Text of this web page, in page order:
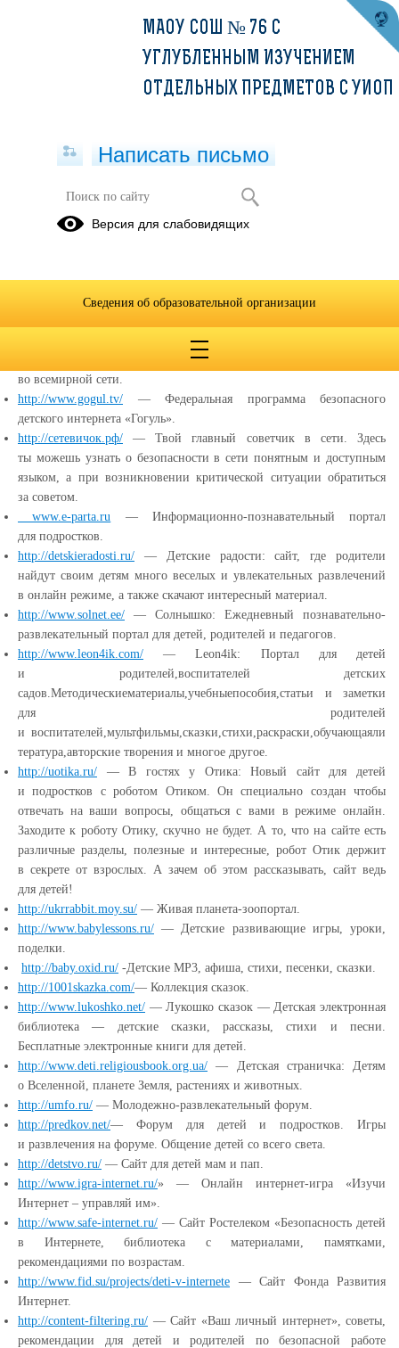
Детские безопасные сайты
Безопасные сайты
http://i-deti.org/— Портал «Безопасныйинет для детей», ресурсы,
«Разумный
детского интернета и поддержкой гуманитарных проектов
во всемирной сети.
http://www.gogul.tv/ — Федеральная программа безопасного
детского интернета «Гогуль».
http://сетевичок.рф/ — Твой главный советчик в сети. Здесь
ты можешь узнать о безопасности в сети понятным и доступным
языком, а при возникновении критической ситуации обратиться
за советом.
www.e-parta.ru — Информационно-познавательный портал
для подростков.
http://detskieradosti.ru/ — Детские радости: сайт, где родители
найдут своим детям много веселых и увлекательных развлечений
в онлайн режиме, а также скачают интересный материал.
http://www.solnet.ee/ — Солнышко: Ежедневный познавательно-
развлекательный портал для детей, родителей и педагогов.
http://www.leon4ik.com/ —Leon4ik: Портал для детей
и родителей,воспитателей детских
садов.Методическиематериалы,учебныепособия,статьи и заметки
для родителей
и воспитателей,мультфильмы,сказки,стихи,раскраски,обучающаяли
тература,авторские творения и многое другое.
http://uotika.ru/ —В гостях у Отика: Новый сайт для детей
и подростков с роботом Отиком. Он специально создан чтобы
отвечать на ваши вопросы, общаться с вами в режиме онлайн.
Заходите к роботу Отику, скучно не будет. А то, что на сайте есть
различные разделы, полезные и интересные, робот Отик держит
в секрете от взрослых. А зачем об этом рассказывать, сайт ведь
для детей!
http://ukrrabbit.moy.su/ — Живая планета-зоопортал.
http://www.babylessons.ru/ — Детские развивающие игры, уроки,
поделки.
http://baby.oxid.ru/ -Детские MP3, афиша, стихи, песенки, сказки.
http://1001skazka.com/— Коллекция сказок.
http://www.lukoshko.net/ — Лукошко сказок — Детская электронная
библиотека — детские сказки, рассказы, стихи и песни.
Бесплатные электронные книги для детей.
http://www.deti.religiousbook.org.ua/ — Детская страничка: Детям
о Вселенной, планете Земля, растениях и животных.
http://umfo.ru/ — Молодежно-развлекательный форум.
http://predkov.net/— Форум для детей и подростков. Игры
и развлечения на форуме. Общение детей со всего света.
http://detstvo.ru/ — Сайт для детей мам и пап.
http://www.igra-internet.ru/» — Онлайн интернет-игра
«Изучи
Интернет – управляй им».
http://www.safe-internet.ru/ — Сайт Ростелеком «Безопасность детей
в Интернете, библиотека с материалами, памятками,
рекомендациями по возрастам.
http://www.fid.su/projects/deti-v-internete — Сайт Фонда Развития
Интернет.
http://content-filtering.ru/ — Сайт «Вашличный интернет», советы,
рекомендации для детей и родителей по безопасной работе
МАОУ СОШ № 76 С
УГЛУБЛЕННЫМ ИЗУЧЕНИЕМ
ОТДЕЛЬНЫХ ПРЕДМЕТОВ С УИОП
Написать письмо
Версия для слабовидящих
Сведения об образовательной организации